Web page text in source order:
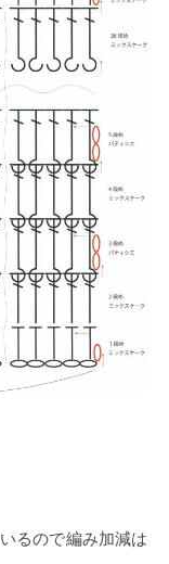
るので編み加減は